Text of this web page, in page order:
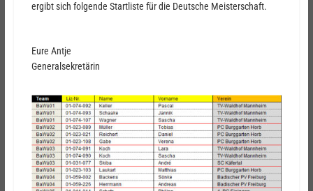
ergibt sich folgende Startliste für die Deutsche Meisterschaft.
Eure Antje
Generalsekretärin